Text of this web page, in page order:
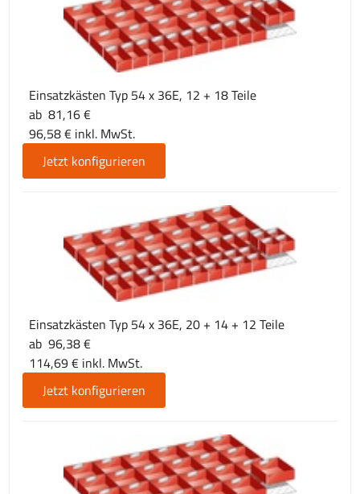
Einsatzkästen Typ 54 x 36E, 12 + 18 Teile
ab 81,16 €
96,58 € inkl. MwSt.
Jetzt konfigurieren
Einsatzkästen Typ 54 x 36E, 20 + 14 + 12 Teile
ab 96,38 €
114,69 € inkl. MwSt.
Jetzt konfigurieren